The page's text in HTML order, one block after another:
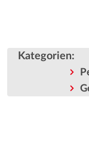
Kategorien: